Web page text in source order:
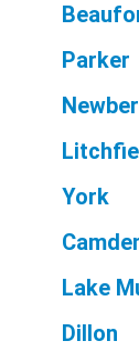
Parker
York
Lake
Dillon